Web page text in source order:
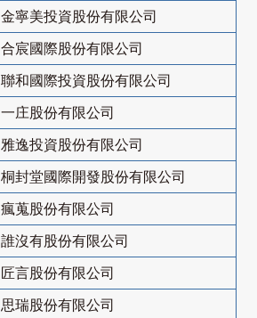
金寧美投資股份有限公司
合宸國際股份有限公司
聯和國際投資股份有限公司
一庄股份有限公司
雅逸投資股份有限公司
桐封堂國際開發股份有限公司
瘋蒐股份有限公司
誰沒有股份有限公司
匠言股份有限公司
思瑞股份有限公司